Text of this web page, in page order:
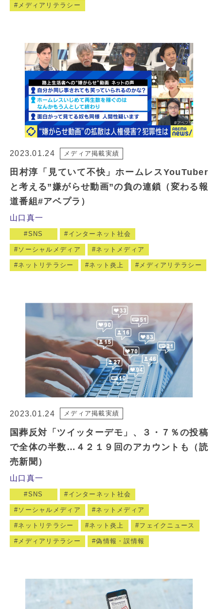
メディアリテラシー
2023.01.24 メディア掲載実績
田村淳「見ていて不快」ホームレスYouTuber
と考える”嫌がらせ動画”の負の連鎖（変わる報
道番組#アベプラ）
山口真一
SNS インターネット社会
ソーシャルメディア ネットメディア
ネットリテラシー ネット炎上 メディアリテラシー
2023.01.24 メディア掲載実績
国葬反対「ツイッターデモ」、３・７％の投稿
で全体の半数…４２１９回のアカウントも（読
売新聞）
山口真一
SNS インターネット社会
ソーシャルメディア ネットメディア
ネットリテラシー ネット炎上 フェイクニュース
メディアリテラシー 偽情報・誤情報